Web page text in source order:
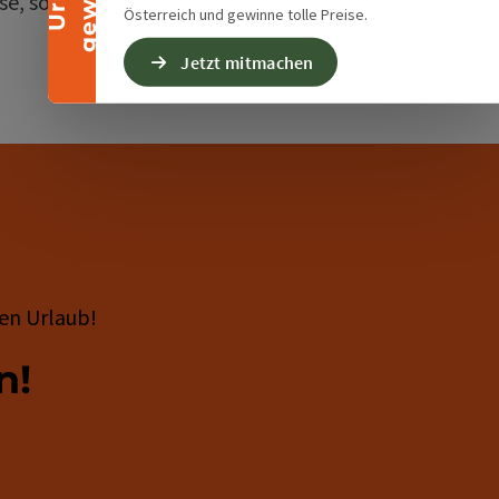
Österreich und gewinne tolle Preise.
Jetzt mitmachen
Urlaub!